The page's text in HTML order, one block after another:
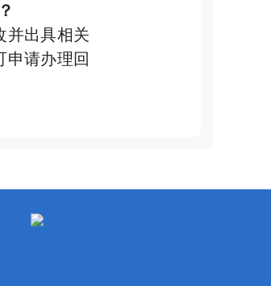
出具相关
申请办理回